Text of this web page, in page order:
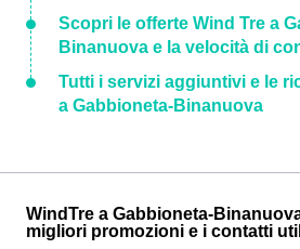
Scopri le offerte Wind Tre a
Binanuova e la velocità di
Tutti i servizi aggiuntivi e le
a Gabbioneta-Binanuova
WindTre a Gabbioneta-
migliori promozioni e i contatti